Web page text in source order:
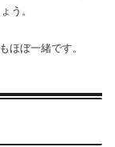
う。
ほぼ一緒です。